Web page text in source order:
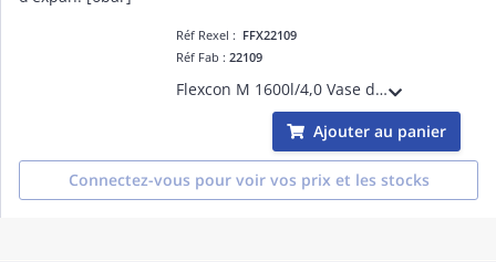
Réf Rexel : FFX22109
Réf Fab :22109
Flexcon M 1600l/4,0 Vase d'expan. [6bar]
Ajouter au panier
Connectez-vous pour voir vos prix et les stocks